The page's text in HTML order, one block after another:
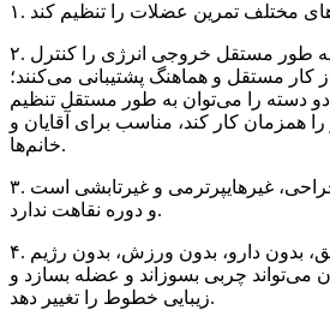
۲. دسته‌های دوتایی به طور مستقل خروجی انرژی را کنترل
کار مستقل و هماهنگ پشتیبانی می‌کنند؛
دو دسته را می‌توان به طور مستقل تنظیم
را همزمان کار کند، مناسب برای آقایان و
خانم‌ها.
۳. ایمن و غیرتهاجمی، غیرجراحی، غیرهایپرترمی و غیرتابشی است
و دوره نقاهت ندارد.
۴. بدون چاقو، بدون تزریق، بدون دارو، بدون ورزش، بدون رژیم
می‌تواند چربی بسوزاند و عضله بسازد و
زیبایی خطوط را تغییر دهد.